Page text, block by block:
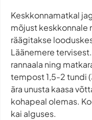
Keskkonnamatkal
mõjust keskkonnale
räägitakse
Läänemere
rannaala ning
tempost 1,5-2 tundi
ära unusta kaasa
kohapeal olemas.
kai alguses.